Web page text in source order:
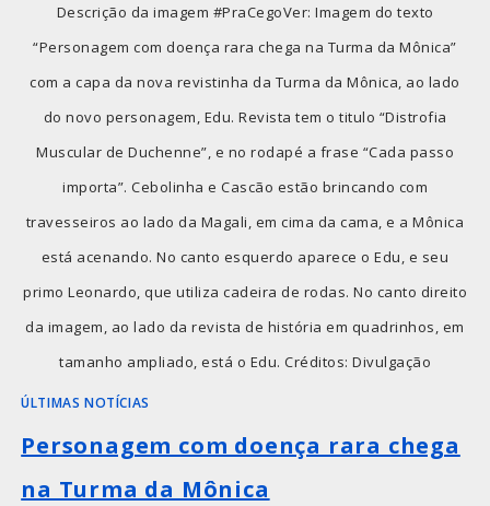
Descrição da imagem #PraCegoVer: Imagem do texto
“Personagem com doença rara chega na Turma da Mônica”
com a capa da nova revistinha da Turma da Mônica, ao lado
do novo personagem, Edu. Revista tem o titulo “Distrofia
Muscular de Duchenne”, e no rodapé a frase “Cada passo
importa”. Cebolinha e Cascão estão brincando com
travesseiros ao lado da Magali, em cima da cama, e a Mônica
está acenando. No canto esquerdo aparece o Edu, e seu
primo Leonardo, que utiliza cadeira de rodas. No canto direito
da imagem, ao lado da revista de história em quadrinhos, em
tamanho ampliado, está o Edu. Créditos: Divulgação
ÚLTIMAS NOTÍCIAS
Personagem com doença rara chega
na Turma da Mônica